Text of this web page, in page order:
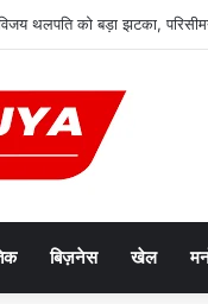
थलपति को बड़ा झटका,
बिज़नेस खेल